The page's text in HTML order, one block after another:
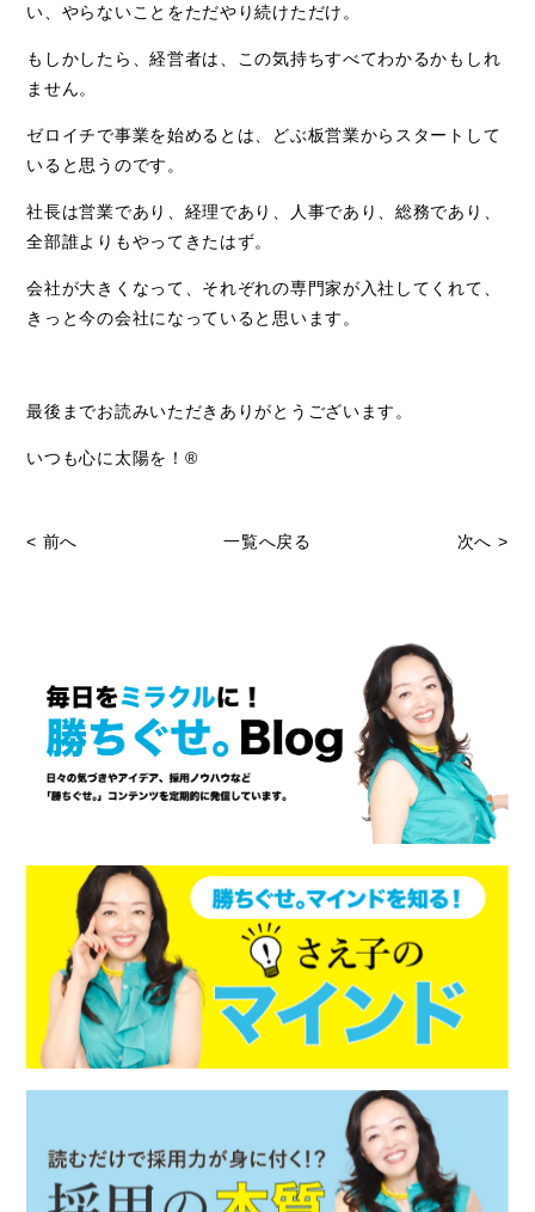
い、やらないことをただやり続けただけ。
もしかしたら、経営者は、この気持ちすべてわかるかもしれ
ません。
ゼロイチで事業を始めるとは、どぶ板営業からスタートして
いると思うのです。
社長は営業であり、経理であり、人事であり、総務であり、
全部誰よりもやってきたはず。
会社が大きくなって、それぞれの専門家が入社してくれて、
きっと今の会社になっていると思います。
最後までお読みいただきありがとうございます。
いつも心に太陽を！®
< 前へ 一覧へ戻る 次へ >